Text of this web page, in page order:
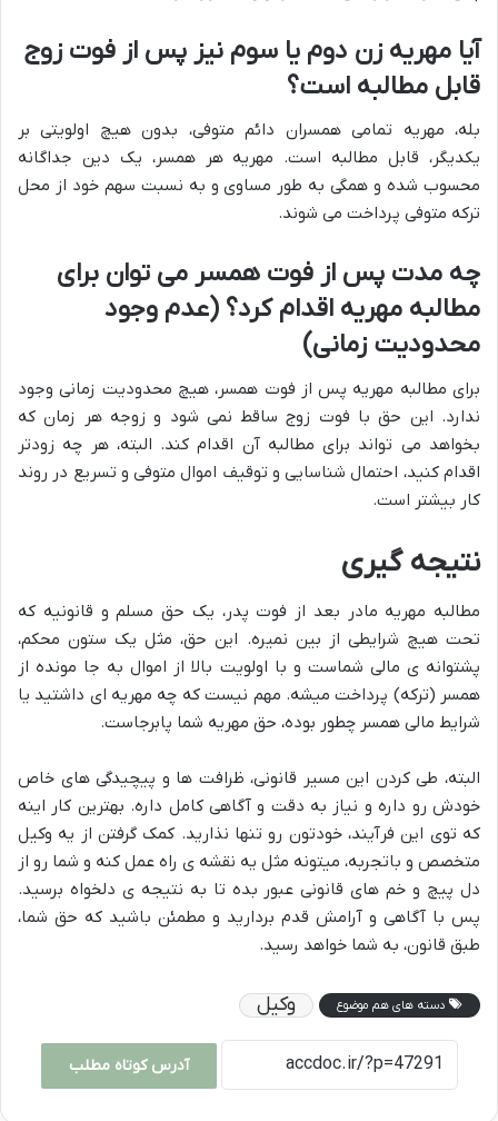
آیا مهریه زن دوم یا سوم نیز پس از فوت زوج
قابل مطالبه است؟
بله، مهریه تمامی همسران دائم متوفی، بدون هیچ اولویتی بر
یکدیگر، قابل مطالبه است. مهریه هر همسر، یک دین جداگانه
محسوب شده و همگی به طور مساوی و به نسبت سهم خود از محل
ترکه متوفی پرداخت می شوند.
چه مدت پس از فوت همسر می توان برای
مطالبه مهریه اقدام کرد؟ (عدم وجود
محدودیت زمانی)
برای مطالبه مهریه پس از فوت همسر، هیچ محدودیت زمانی وجود
ندارد. این حق با فوت زوج ساقط نمی شود و زوجه هر زمان که
بخواهد می تواند برای مطالبه آن اقدام کند. البته، هر چه زودتر
اقدام کنید، احتمال شناسایی و توقیف اموال متوفی و تسریع در روند
کار بیشتر است.
نتیجه گیری
مطالبه مهریه مادر بعد از فوت پدر، یک حق مسلم و قانونیه که
تحت هیچ شرایطی از بین نمیره. این حق، مثل یک ستون محکم،
پشتوانه ی مالی شماست و با اولویت بالا از اموال به جا مونده از
همسر (ترکه) پرداخت میشه. مهم نیست که چه مهریه ای داشتید یا
شرایط مالی همسر چطور بوده، حق مهریه شما پابرجاست.
البته، طی کردن این مسیر قانونی، ظرافت ها و پیچیدگی های خاص
خودش رو داره و نیاز به دقت و آگاهی کامل داره. بهترین کار اینه
که توی این فرآیند، خودتون رو تنها نذارید. کمک گرفتن از یه وکیل
متخصص و باتجربه، میتونه مثل یه نقشه ی راه عمل کنه و شما رو از
دل پیچ و خم های قانونی عبور بده تا به نتیجه ی دلخواه برسید.
پس با آگاهی و آرامش قدم بردارید و مطمئن باشید که حق شما،
طبق قانون، به شما خواهد رسید.
دسته های هم موضوع وکیل
آدرس کوتاه مطلب